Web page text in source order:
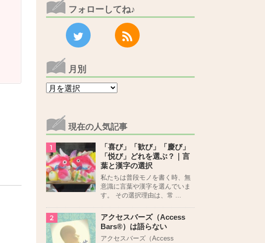
フォローしてね♪
月別
月
現在の人気記事
1
「喜び」「歓び」「慶び」
「悦び」どれを選ぶ？｜言
葉と漢字の選択
私たちは普段モノを書く時、無
意識に言葉や漢字を選んでいま
す。 その選択理由は、常 ...
2
アクセスバーズ（Access
Bars®）は語らない
アクセスバーズ（Access